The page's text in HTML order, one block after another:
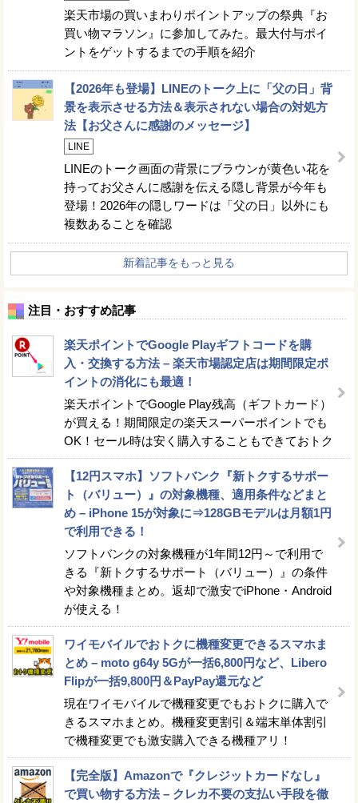
楽天市場の買いまわりポイントアップの祭典『お
買い物マラソン』に参加してみた。最大付与ポイ
ントをゲットするまでの手順を紹介
【2026年も登場】LINEのトーク上に「父の日」背
景を表示させる方法＆表示されない場合の対処方
法【お父さんに感謝のメッセージ】
LINE
LINEのトーク画面の背景にブラウンが黄色い花を
持ってお父さんに感謝を伝える隠し背景が今年も
登場！2026年の隠しワードは「父の日」以外にも
複数あることを確認
新着記事をもっと見る
注目・おすすめ記事
楽天ポイントでGoogle Playギフトコードを購
入・交換する方法 – 楽天市場認定店は期間限定ポ
イントの消化にも最適！
楽天ポイントでGoogle Play残高（ギフトカード）
が買える！期間限定の楽天スーパーポイントでも
OK！セール時は安く購入することもできておトク
【12円スマホ】ソフトバンク『新トクするサポー
ト（バリュー）』の対象機種、適用条件などまと
め – iPhone 15が対象に⇒128GBモデルは月額1円
で利用できる！
ソフトバンクの対象機種が1年間12円～で利用で
きる『新トクするサポート（バリュー）』の条件
や対象機種まとめ。返却で激安でiPhone・Android
が使える！
ワイモバイルでおトクに機種変更できるスマホま
とめ – moto g64y 5Gが一括6,800円など、Libero
Flipが一括9,800円＆PayPay還元など
現在ワイモバイルで機種変更でもおトクに購入で
きるスマホまとめ。機種変更割引＆端末単体割引
で機種変更でも激安購入できる機種アリ！
【完全版】Amazonで『クレジットカードなし』
で買い物する方法 – クレカ不要の支払い手段を徹